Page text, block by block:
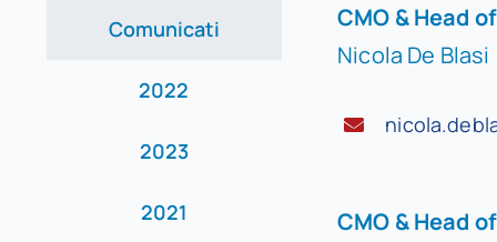
Comunicati
2022
2023
2021
CMO & Head
Nicola De Blasi
CMO & Head